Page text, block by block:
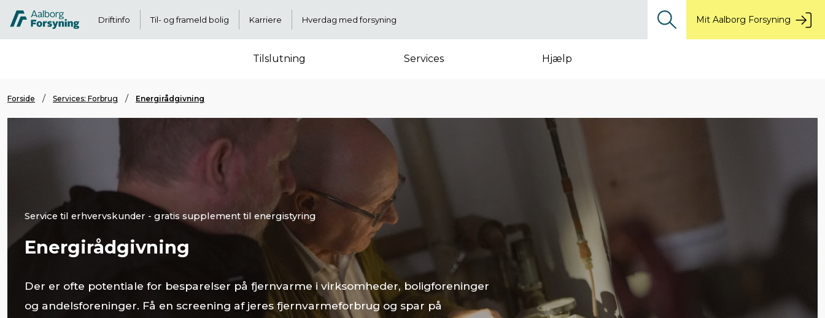
Driftinfo Til- og frameld bolig Karriere Hverdag med forsyning Mit Aalborg Forsyning
Tilslutning Services Hjælp
Forside Services: Forbrug Energirådgivning
Service til erhvervskunder - gratis supplement til energistyring
Energirådgivning
Der er ofte potentiale for besparelser på fjernvarme i virksomheder, boligforeninger
og andelsforeninger. Få en screening af jeres fjernvarmeforbrug og spar på